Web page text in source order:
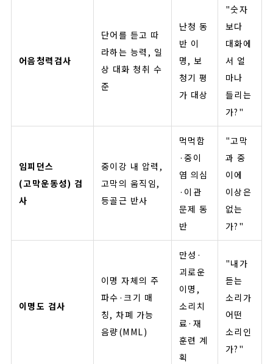
어음청력검사
단어를 듣고 따
라하는 능력, 일
상 대화 청취 수
준
난청 동
반 이
명, 보
청기 평
가 대상
"숫자
보다
대화에
서 얼
마나
들리는
가?"
임피던스
(고막운동성) 검
사
중이강 내 압력,
고막의 움직임,
등골근 반사
먹먹함
·중이
염 의심
·이관
문제 동
반
"고막
과 중
이에
이상은
없는
가?"
이명도 검사
이명 자체의 주
파수·크기 매
칭, 차폐 가능
음량(MML)
만성·
괴로운
이명,
소리치
료·재
훈련 계
획
"내가
듣는
소리가
어떤
소리인
가?"